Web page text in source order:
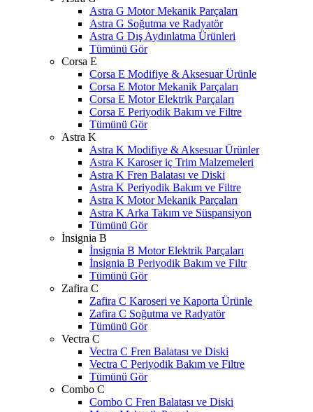
Astra G Motor Mekanik Parçaları
Astra G Soğutma ve Radyatör
Astra G Dış Aydınlatma Ürünleri
Tümünü Gör
Corsa E
Corsa E Modifiye & Aksesuar Ürünle
Corsa E Motor Mekanik Parçaları
Corsa E Motor Elektrik Parçaları
Corsa E Periyodik Bakım ve Filtre
Tümünü Gör
Astra K
Astra K Modifiye & Aksesuar Ürünler
Astra K Karoser iç Trim Malzemeleri
Astra K Fren Balatası ve Diski
Astra K Periyodik Bakım ve Filtre
Astra K Motor Mekanik Parçaları
Astra K Arka Takım ve Süspansiyon
Tümünü Gör
İnsignia B
İnsignia B Motor Elektrik Parçaları
İnsignia B Periyodik Bakım ve Filtr
Tümünü Gör
Zafira C
Zafira C Karoseri ve Kaporta Ürünle
Zafira C Soğutma ve Radyatör
Tümünü Gör
Vectra C
Vectra C Fren Balatası ve Diski
Vectra C Periyodik Bakım ve Filtre
Tümünü Gör
Combo C
Combo C Fren Balatası ve Diski